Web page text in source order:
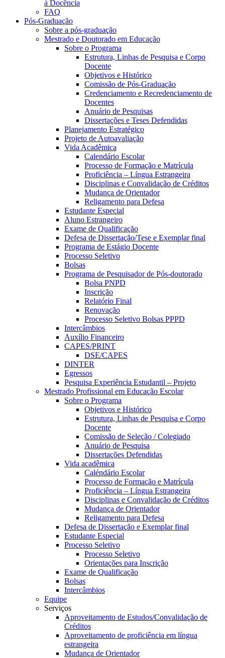
à Docência
FAQ
Pós-Graduação
Sobre a pós-graduação
Mestrado e Doutorado em Educação
Sobre o Programa
Estrutura, Linhas de Pesquisa e Corpo
Docente
Objetivos e Histórico
Comissão de Pós-Graduação
Credenciamento e Recredenciamento de
Docentes
Anuário de Pesquisas
Dissertações e Teses Defendidas
Planejamento Estratégico
Projeto de Autoavaliação
Vida Acadêmica
Calendário Escolar
Processo de Formação e Matrícula
Proficiência – Língua Estrangeira
Disciplinas e Convalidação de Créditos
Mudança de Orientador
Religamento para Defesa
Estudante Especial
Aluno Estrangeiro
Exame de Qualificação
Defesa de Dissertação/Tese e Exemplar final
Programa de Estágio Docente
Processo Seletivo
Bolsas
Programa de Pesquisador de Pós-doutorado
Bolsa PNPD
Inscrição
Relatório Final
Renovação
Processo Seletivo Bolsas PPPD
Intercâmbios
Auxílio Financeiro
CAPES/PRINT
DSE/CAPES
DINTER
Egressos
Pesquisa Experiência Estudantil – Projeto
Mestrado Profissional em Educação Escolar
Sobre o Programa
Objetivos e Histórico
Estrutura, Linhas de Pesquisa e Corpo
Docente
Comissão de Seleção / Colegiado
Anuário de Pesquisa
Dissertações Defendidas
Vida acadêmica
Caléndário Escolar
Processo de Formação e Matrícula
Proficiência – Língua Estrangeira
Disciplinas e Convalidação de Créditos
Mudança de Orientador
Religamento para Defesa
Defesa de Dissertação e Exemplar final
Estudante Especial
Processo Seletivo
Processo Seletivo
Orientações para Inscrição
Exame de Qualificação
Bolsas
Intercâmbios
Equipe
Serviços
Aproveitamento de Estudos/Convalidação de
Créditos
Aproveitamento de proficiência em língua
estrangeira
Mudança de Orientador